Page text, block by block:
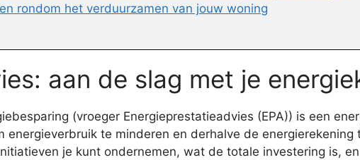
rondom het verduurzamen van jouw woning
aan de slag met je
(vroeger Energieprestatieadvies (EPA)) is een
energieverbruik te minderen en derhalve de
je kunt ondernemen, wat de totale investering is,